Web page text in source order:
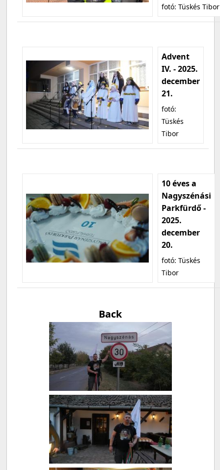
fotó: Tüskés Tibor
Advent
IV. - 2025.
december
21.
fotó:
Tüskés
Tibor
10 éves a
Nagyszénási
Parkfürdő -
2025.
december
20.
fotó: Tüskés
Tibor
Back